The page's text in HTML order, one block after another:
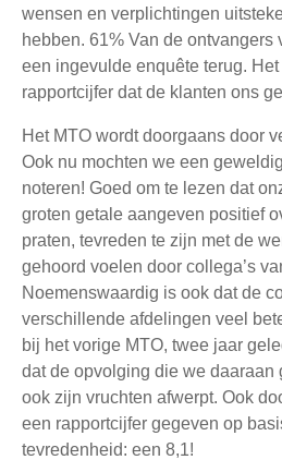
wensen en verplichtingen
hebben. 61% Van de ontvangers
een ingevulde enquête terug.
rapportcijfer dat de klanten ons
Het MTO wordt doorgaans door
Ook nu mochten we een
noteren! Goed om te lezen dat
groten getale aangeven positief
praten, tevreden te zijn met de
gehoord voelen door collega’s
Noemenswaardig is ook dat de
verschillende afdelingen veel
bij het vorige MTO, twee jaar
dat de opvolging die we daaraan
ook zijn vruchten afwerpt. Ook
een rapportcijfer gegeven op
tevredenheid: een 8,1!